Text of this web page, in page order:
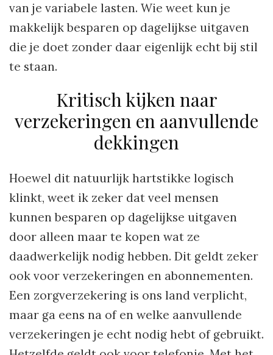
van je variabele lasten. Wie weet kun je
makkelijk besparen op dagelijkse uitgaven
die je doet zonder daar eigenlijk echt bij stil
te staan.
Kritisch kijken naar
verzekeringen en aanvullende
dekkingen
Hoewel dit natuurlijk hartstikke logisch
klinkt, weet ik zeker dat veel mensen
kunnen besparen op dagelijkse uitgaven
door alleen maar te kopen wat ze
daadwerkelijk nodig hebben. Dit geldt zeker
ook voor verzekeringen en abonnementen.
Een zorgverzekering is ons land verplicht,
maar ga eens na of en welke aanvullende
verzekeringen je echt nodig hebt of gebruikt.